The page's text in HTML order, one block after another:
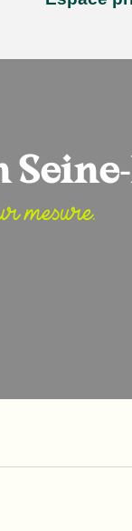
mesure.